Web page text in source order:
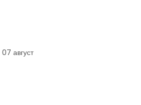
август